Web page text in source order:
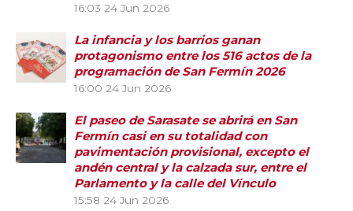
16:03 24 Jun 2026
La infancia y los barrios ganan
protagonismo entre los 516 actos de la
programación de San Fermín 2026
16:00 24 Jun 2026
El paseo de Sarasate se abrirá en San
Fermín casi en su totalidad con
pavimentación provisional, excepto el
andén central y la calzada sur, entre el
Parlamento y la calle del Vínculo
15:58 24 Jun 2026